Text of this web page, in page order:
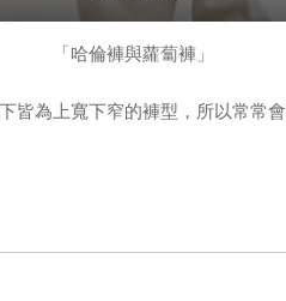
「哈倫褲與蘿蔔褲」
皆為上寬下窄的褲型，所以常常
始變化的，慢慢收縮瘦下來，過